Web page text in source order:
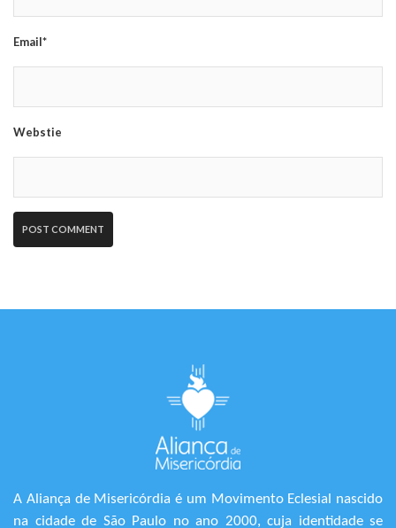
Email*
Webstie
A Aliança de Misericórdia é um Movimento Eclesial nascido
na cidade de São Paulo no ano 2000, cuja identidade se